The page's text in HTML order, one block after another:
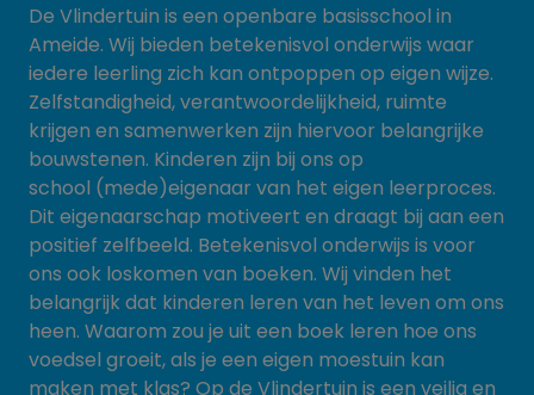
De Vlindertuin is een openbare basisschool in
Ameide. Wij bieden betekenisvol onderwijs waar
iedere leerling zich kan ontpoppen op eigen wijze.
Zelfstandigheid, verantwoordelijkheid, ruimte
krijgen en samenwerken zijn hiervoor belangrijke
bouwstenen. Kinderen zijn bij ons op
school (mede)eigenaar van het eigen leerproces.
Dit eigenaarschap motiveert en draagt bij aan een
positief zelfbeeld. Betekenisvol onderwijs is voor
ons ook loskomen van boeken. Wij vinden het
belangrijk dat kinderen leren van het leven om ons
heen. Waarom zou je uit een boek leren hoe ons
voedsel groeit, als je een eigen moestuin kan
maken met klas? Op de Vlindertuin is een veilig en